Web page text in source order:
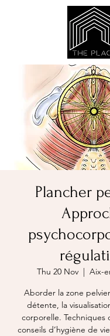
Plancher
Thu 20 Nov
  |
Aix-
Aborder la zone
détente, la
corporelle. Techniques
conseils d’hygiène de